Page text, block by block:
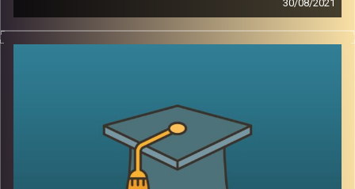
30/08/2021
באוגוסט האחרון פרסם הפאנל הבינלממשתי את דו"ח האקלים
ה-6.
כמה השפעה בכלל תהיה לו, בהסתמך על ההשפעה של
הדוחות הקודמים לו?
פרופ' יואב יאיר, דיקן ביה"ס לקיימות חוקר אטמוספירה וחלל,
מגיע להסביר על כל נקודות אלה, ולהסביר מהן הפעולות שעל
ממשלת ישראל לנקוט כבר עכשיו בכדי לשנות את המציאות